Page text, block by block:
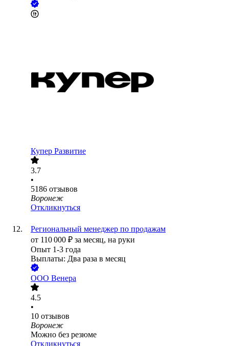
Купер Развитие
3.7
•
5186 отзывов
Воронеж
Откликнуться
Региональный менеджер по продажам
от 110 000 ₽ за месяц, на руки
Опыт 1-3 года
Выплаты: Два раза в месяц
ООО Венера
4.5
•
10 отзывов
Воронеж
Можно без резюме
Откликнуться